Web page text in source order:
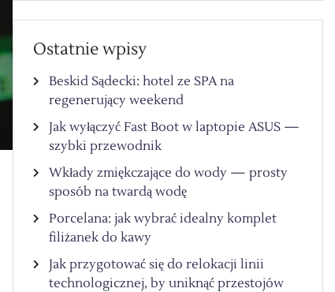
Ostatnie wpisy
Beskid Sądecki: hotel ze SPA na
regenerujący weekend
Jak wyłączyć Fast Boot w laptopie ASUS —
szybki przewodnik
Wkłady zmiękczające do wody — prosty
sposób na twardą wodę
Porcelana: jak wybrać idealny komplet
filiżanek do kawy
Jak przygotować się do relokacji linii
technologicznej, by uniknąć przestojów